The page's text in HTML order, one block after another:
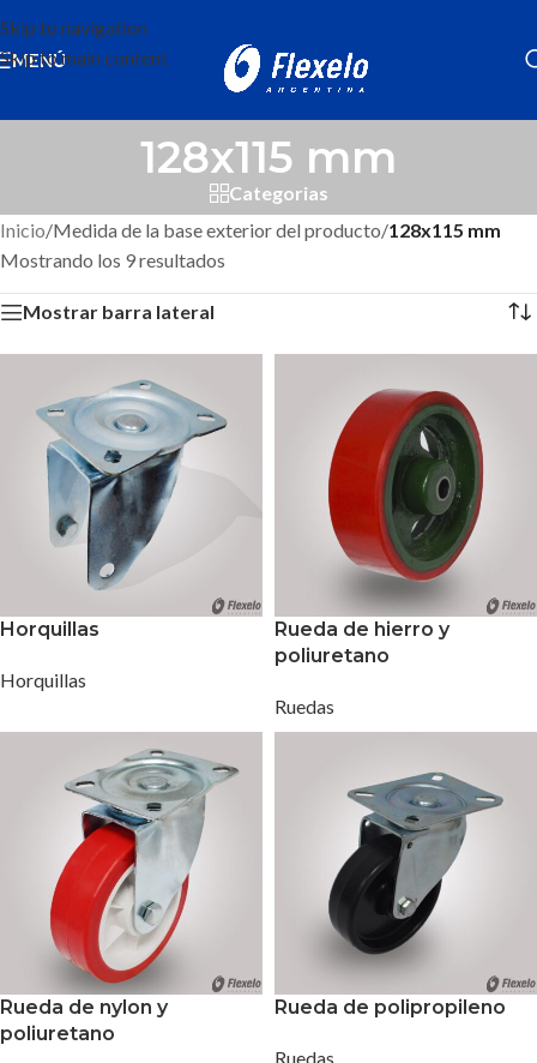
Skip to navigation
Skip to main content
MENÚ
128x115 mm
Categorias
Inicio/Medida de la base exterior del producto/128x115 mm
Mostrando los 9 resultados
Mostrar barra lateral
Horquillas
Horquillas
Rueda de hierro y
poliuretano
Ruedas
Rueda de nylon y
poliuretano
Rueda de polipropileno
Ruedas